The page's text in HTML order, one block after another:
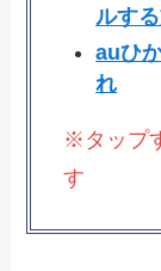
ルす
auひ
れ
※タップ
す